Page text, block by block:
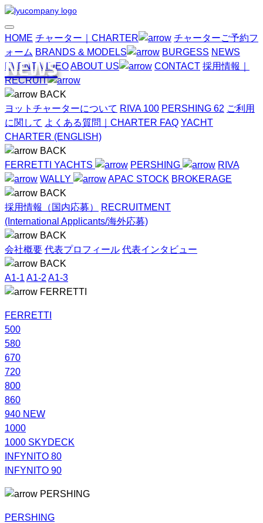
HOME チャーター｜CHARTER
チャーターご予約フ
ォーム BRANDS & MODELS BURGESS NEWS
EVENT VIDEOABOUT US CONTACT 採用情報｜
RECRUIT
BACK
ヨットチャーターについて RIVA 100 PERSHING 62 ご利用
に関して よくある質問｜CHARTER FAQ YACHT
CHARTER (ENGLISH)
BACK
FERRETTI YACHTS
PERSHING
RIVA
WALLY
APAC STOCK BROKERAGE
BACK
採用情報（国内応募）
RECRUITMENT
(International Applicants/海外応募)
BACK
会社概要 代表プロフィール 代表インタビュー
BACK
A1-1 A1-2 A1-3
FERRETTI
FERRETTI
500
580
670
720
800
860
940 NEW
1000
1000 SKYDECK
INFYNITO 80
INFYNITO 90
PERSHING
PERSHING
NEWS